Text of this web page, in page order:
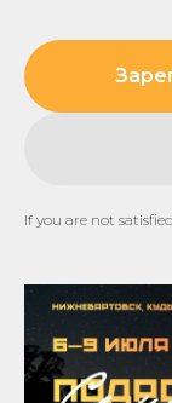
If you are not